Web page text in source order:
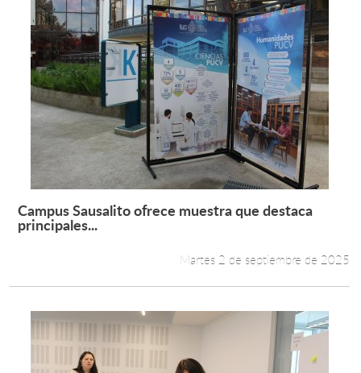
Leer más +
Campus Sausalito ofrece muestra que destaca
principales...
Martes 2 de septiembre de 2025